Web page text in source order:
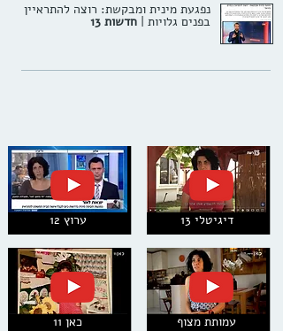
נפגעת מינית ומבקשת: רוצה להתראיין
בפנים גלויות | חדשות 13
דיגיטלי 13
עמותת מצוף
ערוץ 12
כאן 11